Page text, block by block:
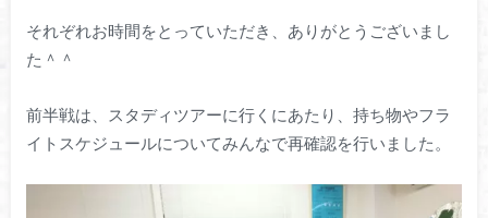
それぞれお時間をとっていただき、ありがとうございまし
た＾＾
前半戦は、スタディツアーに行くにあたり、持ち物やフラ
イトスケジュールについてみんなで再確認を行いました。